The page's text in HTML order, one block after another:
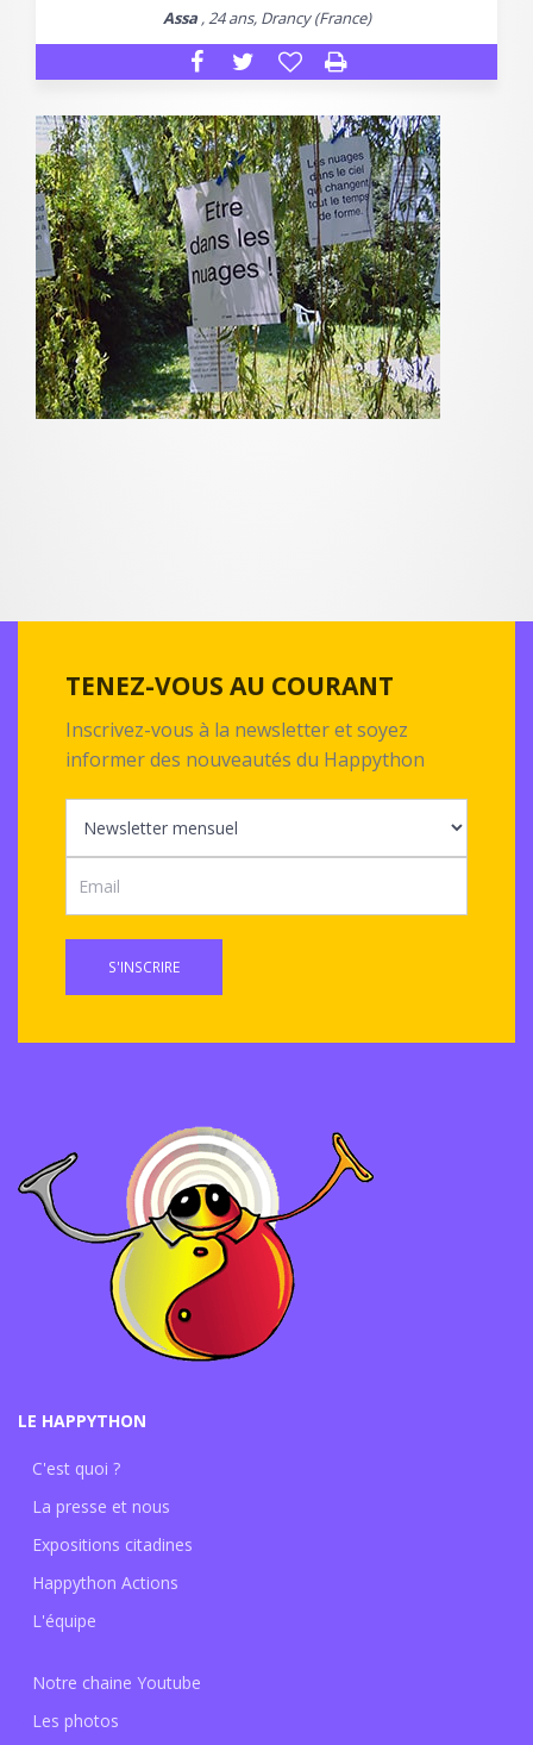
Assa, 24 ans, Drancy (France)
TENEZ-VOUS AU COURANT
Inscrivez-vous à la newsletter et soyez
informer des nouveautés du Happython
S'INSCRIRE
LE HAPPYTHON
C'est quoi ?
La presse et nous
Expositions citadines
Happython Actions
L'équipe
Notre chaine Youtube
Les photos